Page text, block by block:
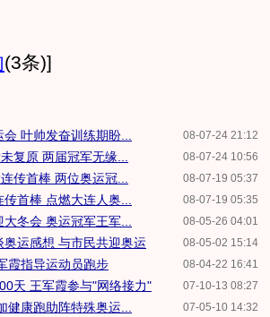
(3条)]
08-07-24 21:12
叶帅发奋训练期盼...
08-07-24 10:56
复原 两届冠军无缘...
08-07-19 05:37
传首棒 两位奥运冠...
08-07-19 05:35
首棒 点燃大连人奥...
08-05-26 04:01
冬会 奥运冠军王军...
08-05-02 15:14
运感想 与市民共迎奥运
08-04-22 16:41
霞指导运动员跑步
07-10-13 08:27
天 王军霞参与"网络接力"
07-05-10 14:32
健康跑助阵特殊奥运...